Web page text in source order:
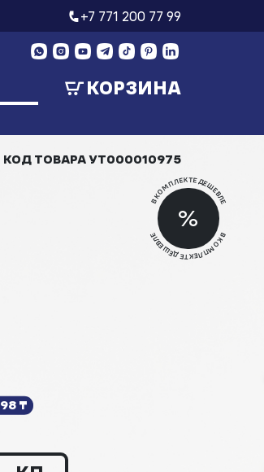
+7 771 200 77 99
КОРЗИНА
%
В КОМПЛЕКТЕ ДЕШЕВЛЕ
В КОМПЛЕКТЕ ДЕШЕВЛЕ
КОД ТОВАРАУТ000010975
₸